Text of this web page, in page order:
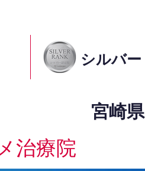
シルバー
宮崎県
治療院